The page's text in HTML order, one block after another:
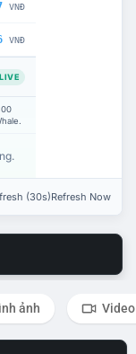
VNĐ
VNĐ
(30s)Refresh Now
ảnh Video